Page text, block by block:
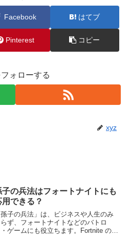
Facebook はてブ
Pinterest コピー
ォローする
xyz
子の兵法はフォートナイトにも
用できる？
孫子の兵法」は、ビジネスや人生のみ
ず、フォートナイトなどのバトロ
ゲームにも役立ちます。Fortnite のた